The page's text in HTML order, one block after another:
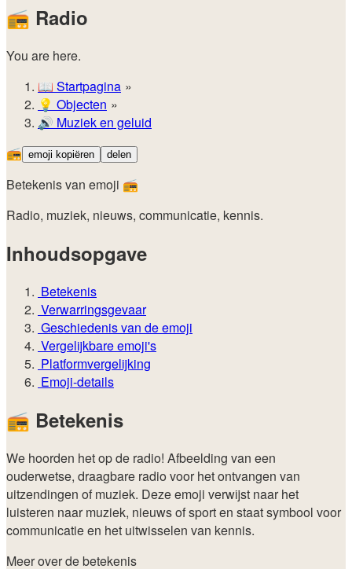
📻 Radio
You are here.
📖 Startpagina
💡️ Objecten
🔊 Muziek en geluid
📻 emoji kopiëren delen
Betekenis van emoji 📻
Radio, muziek, nieuws, communicatie, kennis.
Inhoudsopgave
Betekenis
Verwarringsgevaar
Geschiedenis van de emoji
Vergelijkbare emoji's
Platformvergelijking
Emoji-details
📻 Betekenis
We hoorden het op de radio! Afbeelding van een
ouderwetse, draagbare radio voor het ontvangen van
uitzendingen of muziek. Deze emoji verwijst naar het
luisteren naar muziek, nieuws of sport en staat symbool voor
communicatie en het uitwisselen van kennis.
Meer over de betekenis